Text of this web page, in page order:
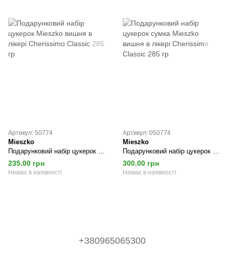
Артикул: 50774
Mieszko
235.00 грн
Немає в наявності
Артикул: 050774
Mieszko
300.00 грн
Немає в наявності
+380965065300